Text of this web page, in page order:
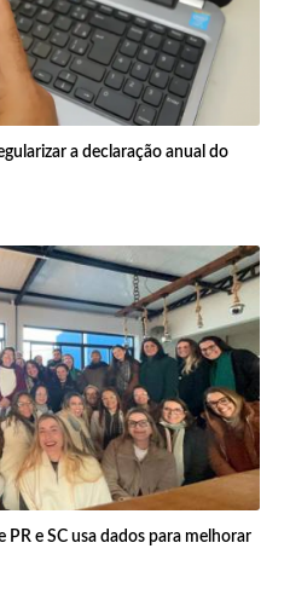
a declaração anual do
e SC usa dados para melhorar